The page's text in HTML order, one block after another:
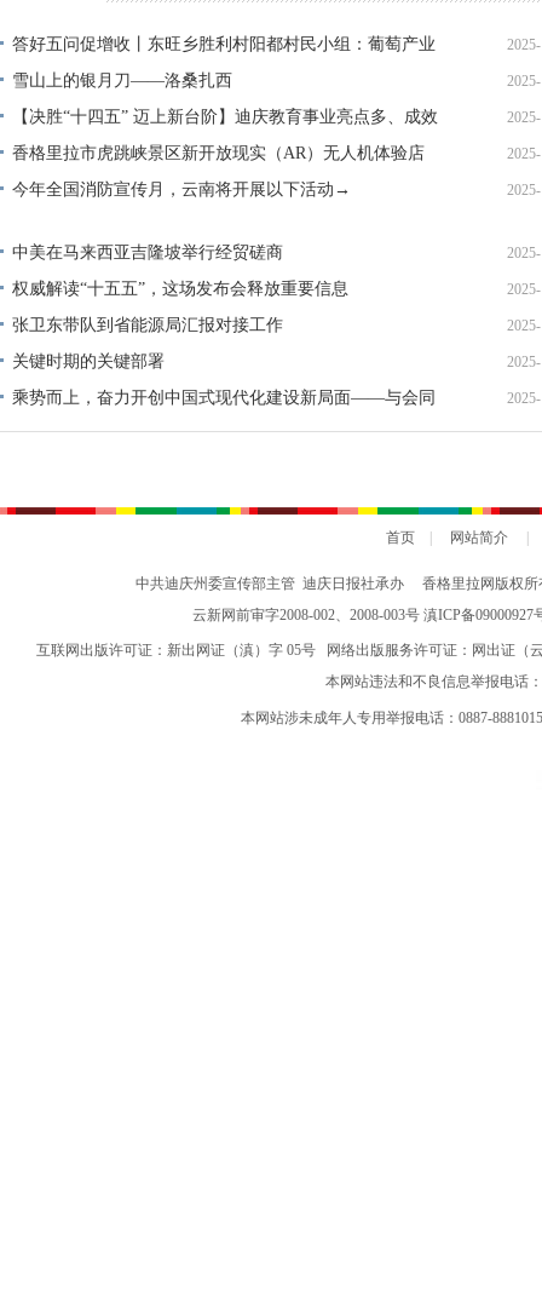
答好五问促增收丨东旺乡胜利村阳都村民小组：葡萄产业
铺就“甜蜜”增收路
雪山上的银月刀——洛桑扎西
【决胜“十四五” 迈上新台阶】迪庆教育事业亮点多、成效
显——培根铸魂育桃李
香格里拉市虎跳峡景区新开放现实（AR）无人机体验店
今年全国消防宣传月，云南将开展以下活动→
中美在马来西亚吉隆坡举行经贸磋商
权威解读“十五五”，这场发布会释放重要信息
张卫东带队到省能源局汇报对接工作
关键时期的关键部署
乘势而上，奋力开创中国式现代化建设新局面——与会同
志谈贯彻落实党的二十届四中全会精神